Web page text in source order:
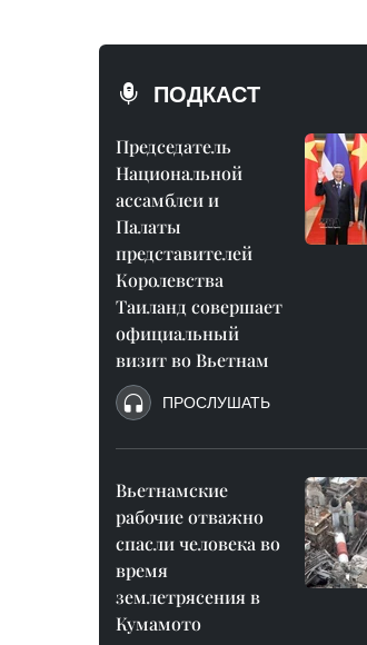
ПОДКАСТ
Председатель
Национальной
ассамблеи и
Палаты
представителей
Королевства
Таиланд совершает
официальный
визит во Вьетнам
ПРОСЛУШАТЬ
Вьетнамские
рабочие отважно
спасли человека во
время
землетрясения в
Кумамото